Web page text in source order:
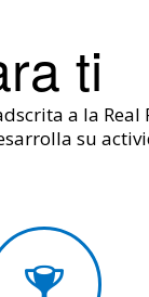
ti
a la Real
su